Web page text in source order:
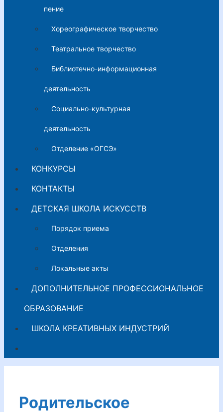
пение
Хореографическое творчество
Театральное творчество
Библиотечно-информационная
деятельность
Социально-культурная
деятельность
Отделение «ОГСЭ»
КОНКУРСЫ
КОНТАКТЫ
ДЕТСКАЯ ШКОЛА ИСКУССТВ
Порядок приема
Отделения
Локальные акты
ДОПОЛНИТЕЛЬНОЕ ПРОФЕССИОНАЛЬНОЕ
ОБРАЗОВАНИЕ
ШКОЛА КРЕАТИВНЫХ ИНДУСТРИЙ
Родительское